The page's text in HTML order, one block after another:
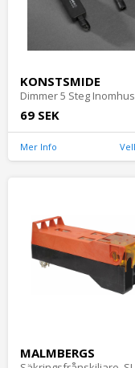
KONSTSMIDE
69 SEK
Mer Info
MALMBERGS